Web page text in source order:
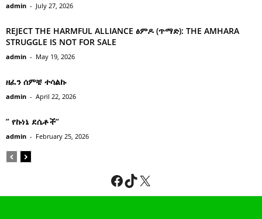
admin - July 27, 2026
REJECT THE HARMFUL ALLIANCE ፅምዶ (ጥማድ): THE AMHARA
STRUGGLE IS NOT FOR SALE
admin - May 19, 2026
ዘፈን ሰምቼ ተሳልኩ
admin - April 22, 2026
” የኩነኔ ደሴቶች’’
admin - February 25, 2026
Facebook
TikTok
X